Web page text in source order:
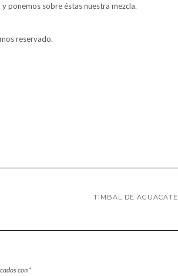
ponemos sobre éstas nuestra mezcla.
reservado.
TIMBAL DE AGUACATE
con *